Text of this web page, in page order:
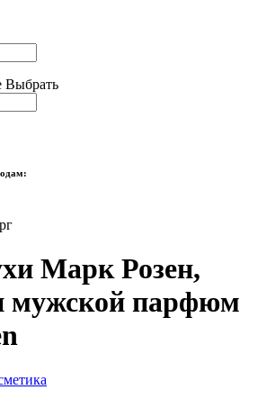
Выбрать
Марк Розен,
мужской парфюм